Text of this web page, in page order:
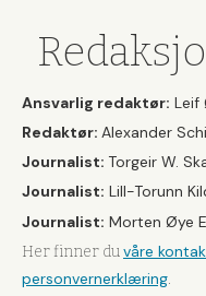
Ansvarlig redaktør: Leif
Redaktør: Alexander
Journalist: Torgeir W.
Journalist: Lill-Torunn
Journalist: Morten Øye
Her finner duvåre
personvernerklæring.